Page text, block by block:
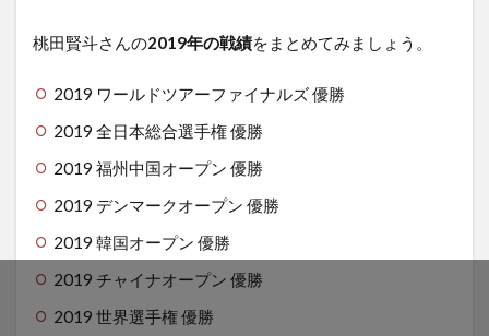
桃田賢斗さんの2019年の戦績をまとめてみましょう。
2019 ワールドツアーファイナルズ 優勝
2019 全日本総合選手権 優勝
2019 福州中国オープン 優勝
2019 デンマークオープン 優勝
2019 韓国オープン 優勝
2019 チャイナオープン 優勝
2019 世界選手権 優勝